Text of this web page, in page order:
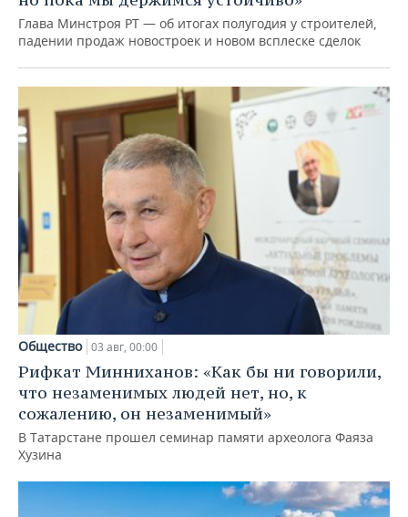
Глава Минстроя РТ — об итогах полугодия у строителей,
падении продаж новостроек и новом всплеске сделок
Общество 03 авг, 00:00
Рифкат Минниханов: «Как бы ни говорили,
что незаменимых людей нет, но, к
сожалению, он незаменимый»
В Татарстане прошел семинар памяти археолога Фаяза
Хузина